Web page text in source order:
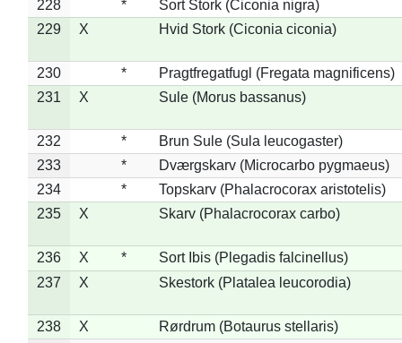
228
*
Sort Stork (Ciconia nigra)
229
X Hvid Stork (Ciconia ciconia)
230 *
Pragtfregatfugl (Fregata magnificens)
231
X Sule (Morus bassanus)
232 *
Brun Sule (Sula leucogaster)
233
*
Dværgskarv (Microcarbo pygmaeus)
234
*
Topskarv (Phalacrocorax aristotelis)
235
X Skarv (Phalacrocorax carbo)
236 X *
Sort Ibis (Plegadis falcinellus)
237
X Skestork (Platalea leucorodia)
238 X
Rørdrum (Botaurus stellaris)